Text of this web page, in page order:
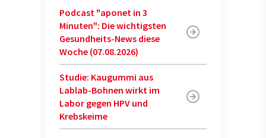
Podcast "aponet in 3
Minuten": Die wichtigsten
Gesundheits-News diese
Woche (07.08.2026)
Studie: Kaugummi aus
Lablab-Bohnen wirkt im
Labor gegen HPV und
Krebskeime